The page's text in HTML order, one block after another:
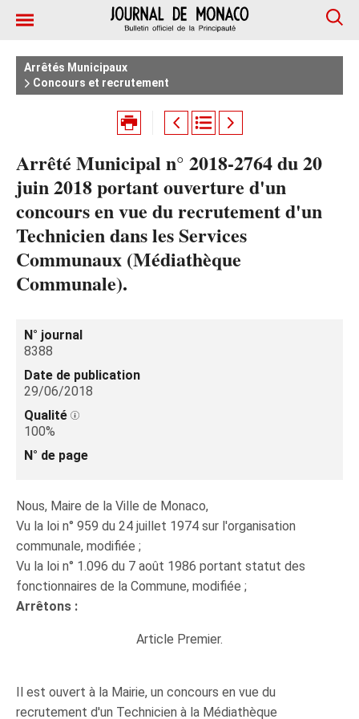
Arrêtés Municipaux
Concours et recrutement
Arrêté Municipal n° 2018-2764 du 20
juin 2018 portant ouverture d'un
concours en vue du recrutement d'un
Technicien dans les Services
Communaux (Médiathèque
Communale).
N° journal
8388
Date de publication
29/06/2018
Qualité
100%
N° de page
Nous, Maire de la Ville de Monaco,
Vu la loi n° 959 du 24 juillet 1974 sur l'organisation
communale, modifiée ;
Vu la loi n° 1.096 du 7 août 1986 portant statut des
fonctionnaires de la Commune, modifiée ;
Arrêtons :
Article Premier.
Il est ouvert à la Mairie, un concours en vue du
recrutement d'un Technicien à la Médiathèque